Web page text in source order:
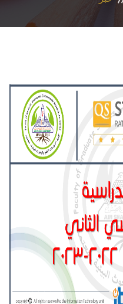
القطاعات
المراكز والوحدات
الجداول والنتائج
أنشطة الكلية
المنصة الألكترونية
مشروع شمس BE GREEN